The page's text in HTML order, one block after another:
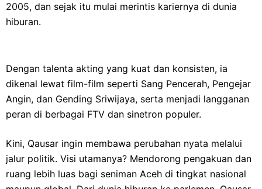
2005, dan sejak itu mulai merintis kariernya di dunia
hiburan.
Dengan talenta akting yang kuat dan konsisten, ia
dikenal lewat film-film seperti Sang Pencerah, Pengejar
Angin, dan Gending Sriwijaya, serta menjadi langganan
peran di berbagai FTV dan sinetron populer.
Kini, Qausar ingin membawa perubahan nyata melalui
jalur politik. Visi utamanya? Mendorong pengakuan dan
ruang lebih luas bagi seniman Aceh di tingkat nasional